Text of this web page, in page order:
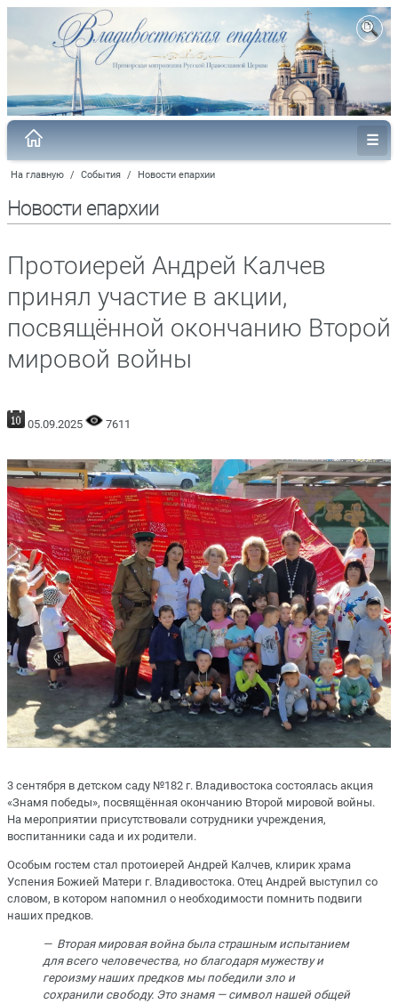
На главную / События / Новости епархии
Новости епархии
Протоиерей Андрей Калчев
принял участие в акции,
посвящённой окончанию Второй
мировой войны
05.09.2025 7611
3 сентября в детском саду №182 г. Владивостока состоялась акция
«Знамя победы», посвящённая окончанию Второй мировой войны.
На мероприятии присутствовали сотрудники учреждения,
воспитанники сада и их родители.
Особым гостем стал протоиерей Андрей Калчев, клирик храма
Успения Божией Матери г. Владивостока. Отец Андрей выступил со
словом, в котором напомнил о необходимости помнить подвиги
наших предков.
— Вторая мировая война была страшным испытанием
для всего человечества, но благодаря мужеству и
героизму наших предков мы победили зло и
сохранили свободу. Это знамя — символ нашей общей